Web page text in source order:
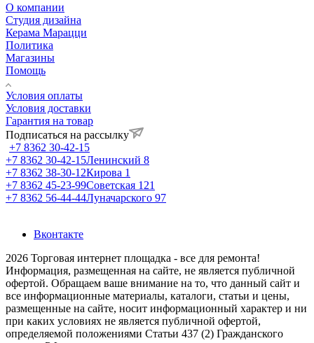
О компании
Студия дизайна
Керама Марацци
Политика
Магазины
Помощь
Условия оплаты
Условия доставки
Гарантия на товар
Подписаться на рассылку
+7 8362 30-42-15
+7 8362 30-42-15Ленинский 8
+7 8362 38-30-12Кирова 1
+7 8362 45-23-99Советская 121
+7 8362 56-44-44Луначарского 97
Вконтакте
2026 Торговая интернет площадка - все для ремонта!
Информация, размещенная на сайте, не является публичной
офертой. Обращаем ваше внимание на то, что данный сайт и
все информационные материалы, каталоги, статьи и цены,
размещенные на сайте, носит информационный характер и ни
при каких условиях не является публичной офертой,
определяемой положениями Статьи 437 (2) Гражданского